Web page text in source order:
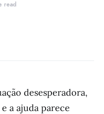
read
desesperadora,
a ajuda parece